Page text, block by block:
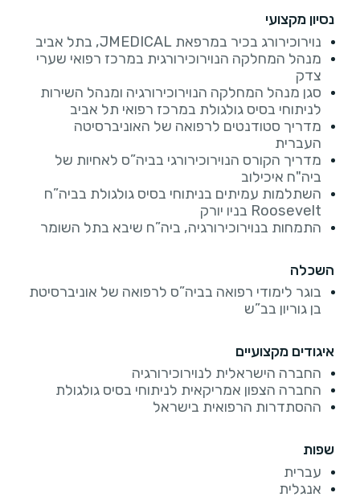
נסיון מקצועי
נוירוכירורג בכיר במרפאת JMEDICAL, בתל אביב
מנהל המחלקה הנוירוכירורגית במרכז רפואי שערי
צדק
סגן מנהל המחלקה הנוירוכירורגיה ומנהל השירות
לניתוחי בסיס גולגולת במרכז רפואי תל אביב
מדריך סטודנטים לרפואה של האוניברסיטה
העברית
מדריך הקורס הנוירוכירורגי בביה”ס לאחיות של
ביה"ח איכילוב
השתלמות עמיתים בניתוחי בסיס גולגולת בביה”ח
Roosevelt בניו יורק
התמחות בנוירוכירורגיה, ביה”ח שיבא בתל השומר
השכלה
בוגר לימודי רפואה בביה”ס לרפואה של אוניברסיטת
בן גוריון בב”ש
איגודים מקצועיים
החברה הישראלית לנוירוכירורגיה
החברה הצפון אמריקאית לניתוחי בסיס גולגולת
ההסתדרות הרפואית בישראל
שפות
עברית
אנגלית